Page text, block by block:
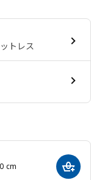
トレス
cm
カー